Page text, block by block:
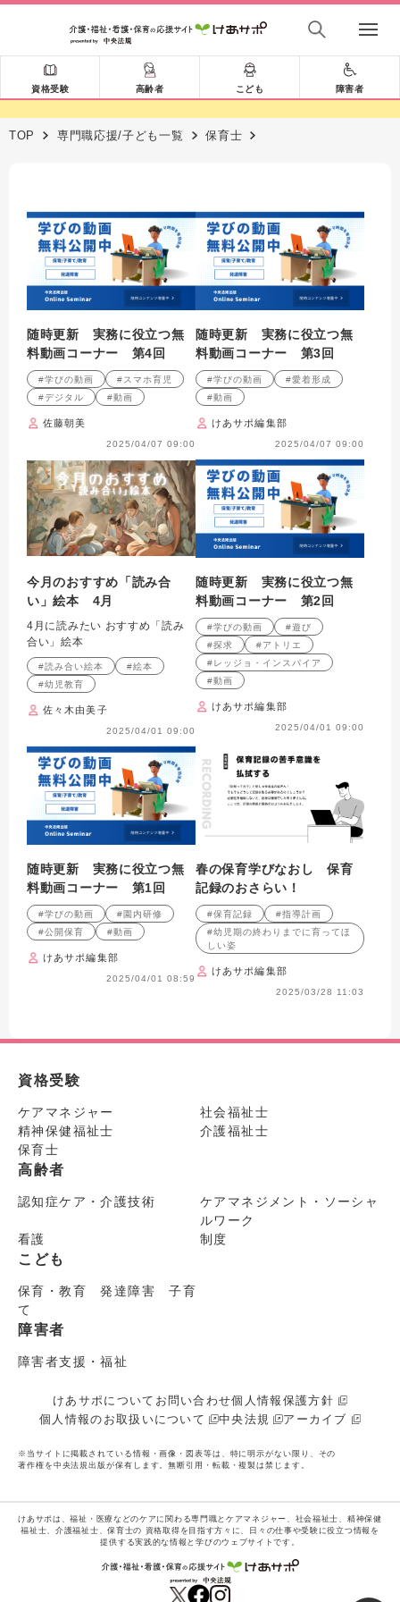
資格受験 高齢者 こども 障害者
TOP 専門職応援/子ども一覧 保育士
随時更新 実務に役立つ無
料動画コーナー 第4回
#学びの動画
#スマホ育児
#デジタル
#動画
佐藤朝美
2025/04/07 09:00
随時更新 実務に役立つ無
料動画コーナー 第3回
#学びの動画
#愛着形成
#動画
けあサポ編集部
2025/04/07 09:00
今月のおすすめ「読み合
い」絵本 4月
4月に読みたい おすすめ「読み
合い」絵本
#読み合い絵本
#絵本
#幼児教育
佐々木由美子
2025/04/01 09:00
随時更新 実務に役立つ無
料動画コーナー 第2回
#学びの動画
#遊び
#探求
#アトリエ
#レッジョ・インスパイア
#動画
けあサポ編集部
2025/04/01 09:00
随時更新 実務に役立つ無
料動画コーナー 第1回
#学びの動画
#園内研修
#公開保育
#動画
けあサポ編集部
2025/04/01 08:59
春の保育学びなおし 保育
記録のおさらい！
#保育記録
#指導計画
#幼児期の終わりまでに育ってほ
しい姿
けあサポ編集部
2025/03/28 11:03
資格受験
ケアマネジャー
社会福祉士
精神保健福祉士
介護福祉士
保育士
高齢者
認知症ケア・介護技術
ケアマネジメント・ソーシャ
ルワーク
看護
制度
こども
保育・教育 発達障害 子育
て
障害者
障害者支援・福祉
けあサポについて お問い合わせ個人情報保護方針
個人情報のお取扱いについて
中央法規 アーカイブ
※当サイトに掲載されている情報・画像・図表等は、特に明示がない限り、その
著作権を中央法規出版が保有します。無断引用・転載・複製は禁じます。
けあサポは、福祉・医療などのケアに関わる専門職とケアマネジャー、社会福祉士、精神保健
福祉士、介護福祉士、保育士の 資格取得を目指す方々に、日々の仕事や受験に役立つ情報を
提供する実践的な情報と学びのウェブサイトです。